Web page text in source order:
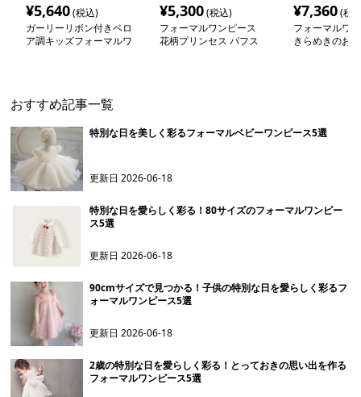
¥5,640(税込)
ガーリーリボン付きベロ
ア調キッズフォーマルワ
¥5,300(税込)
フォーマルワンピース
花柄プリンセス パフス
¥7,360(税
フォーマルワ
きらめきのお
おすすめ記事一覧
特別な日を美しく彩るフォーマルベビーワンピース5選
更新日2026-06-18
特別な日を愛らしく彩る！80サイズのフォーマルワンピー
ス5選
更新日2026-06-18
90cmサイズで見つかる！子供の特別な日を愛らしく彩るフ
ォーマルワンピース5選
更新日2026-06-18
2歳の特別な日を愛らしく彩る！とっておきの思い出を作る
フォーマルワンピース5選